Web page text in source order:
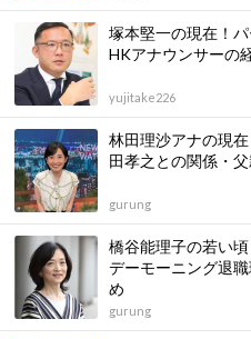
塚本堅一の現在！
HKアナウンサーの
yujitake226
林田理沙アナの現
田孝之との関係・
gurung
橋谷能理子の若い
デーモーニング退
め
gurung